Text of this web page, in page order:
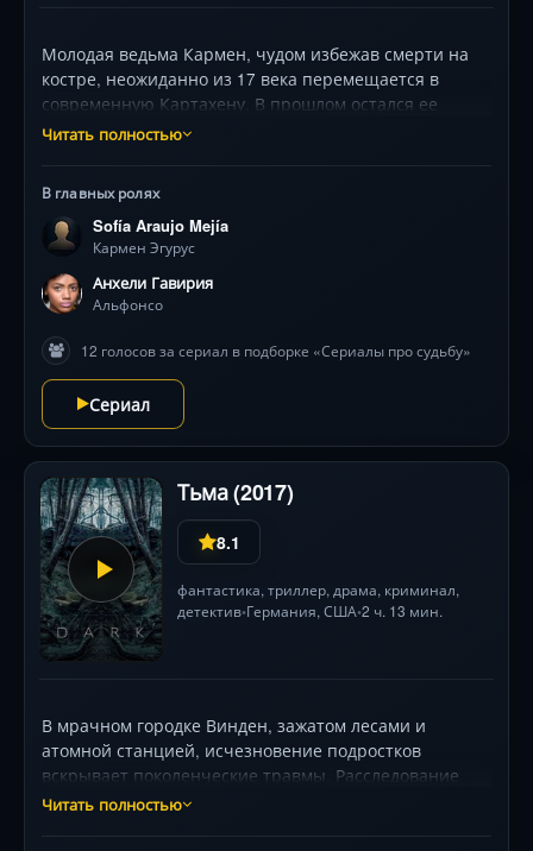
Молодая ведьма Кармен, чудом избежав смерти на
костре, неожиданно из 17 века перемещается в
современную Картахену. В прошлом остался ее
возлюбленный, и Кармен должна его спасти, но
высоток. Сориентироваться в современном
пространстве и научиться управлять своими
способностями ведьме помогают эксцентричные
новые друзья и коллеги по ремеслу.
Читать полностью
В главных ролях
Sofía Araujo Mejía
Кармен Эгурус
Анхели Гавирия
Альфонсо
12 голосов за сериал в подборке «Сериалы про судьбу»
Сериал
Тьма (2017)
8.1
фантастика, триллер, драма, криминал,
детектив•Германия, США•2 ч. 13 мин.
В мрачном городке Винден, зажатом лесами и
атомной станцией, исчезновение подростков
вскрывает поколенческие травмы. Расследование
ведёт полицейский Ульрих Нильсен (Оливер
Читать полностью